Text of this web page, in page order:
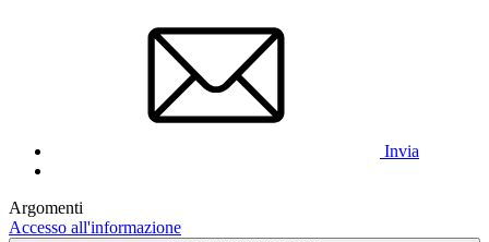
Invia
Argomenti
Accesso all'informazione